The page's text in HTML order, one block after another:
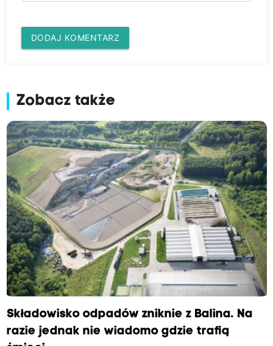
DODAJ KOMENTARZ
Zobacz także
Składowisko odpadów zniknie z Balina. Na
razie jednak nie wiadomo gdzie trafią